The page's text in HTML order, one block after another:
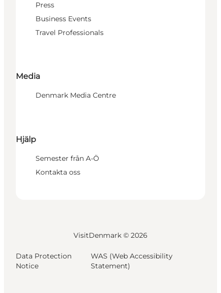
Press
Business Events
Travel Professionals
Media
Denmark Media Centre
Hjälp
Semester från A-Ö
Kontakta oss
VisitDenmark © 2026
Data Protection
Notice
WAS (Web Accessibility
Statement)